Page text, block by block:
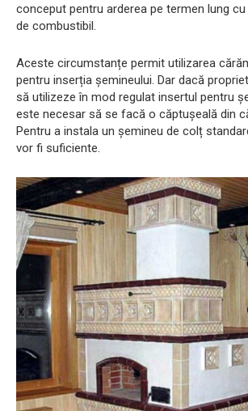
conceput pentru arderea pe termen lung
de combustibil.
Aceste circumstanțe permit utilizarea
pentru inserția șemineului. Dar dacă
să utilizeze în mod regulat insertul pentru
este necesar să se facă o căptușeală din
Pentru a instala un șemineu de colț
vor fi suficiente.